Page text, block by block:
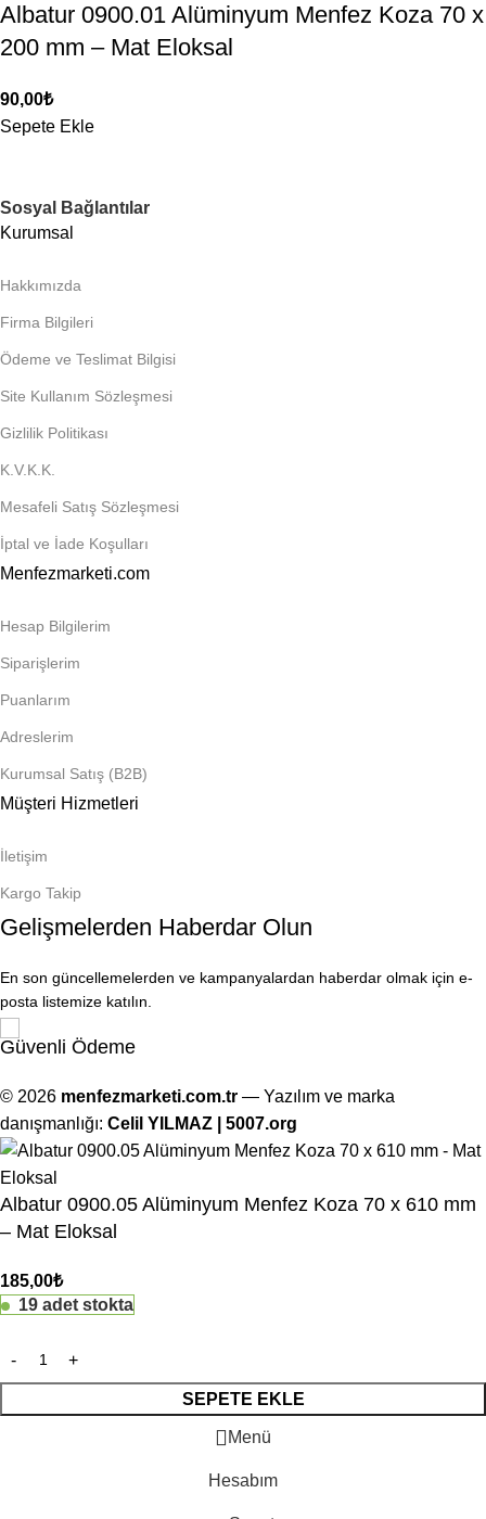
Albatur 0900.01 Alüminyum Menfez Koza 70 x
200 mm – Mat Eloksal
90,00₺
Sepete Ekle
Sosyal Bağlantılar
Kurumsal
Hakkımızda
Firma Bilgileri
Ödeme ve Teslimat Bilgisi
Site Kullanım Sözleşmesi
Gizlilik Politikası
K.V.K.K.
Mesafeli Satış Sözleşmesi
İptal ve İade Koşulları
Menfezmarketi.com
Hesap Bilgilerim
Siparişlerim
Puanlarım
Adreslerim
Kurumsal Satış (B2B)
Müşteri Hizmetleri
İletişim
Kargo Takip
Gelişmelerden Haberdar Olun
En son güncellemelerden ve kampanyalardan haberdar olmak için e-
posta listemize katılın.
Güvenli Ödeme
© 2026 menfezmarketi.com.tr — Yazılım ve marka
danışmanlığı: Celil YILMAZ | 5007.org
Albatur 0900.05 Alüminyum Menfez Koza 70 x 610 mm
– Mat Eloksal
185,00₺
19 adet stokta
SEPETE EKLE
Menü
Hesabım